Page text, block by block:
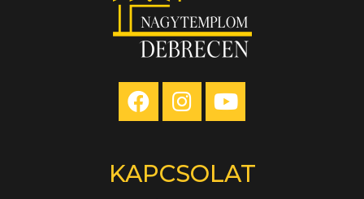
KAPCSOLAT